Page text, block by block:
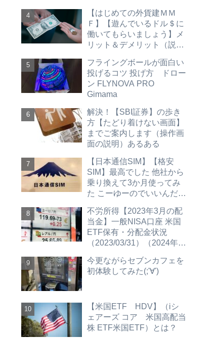
【はじめての外貨建ＭＭ
Ｆ】【遊んでいるドル＄に
働いてもらいましょう】メ
リット＆デメリット（説明
編）hdv spyd vym vti vt vig
agg vwob
フライングボールが面白い
投げるコツ 投げ方 ドロー
ン FLYNOVA PRO
Gimama
解決！【SBI証券】の歩き
方【たどり着けない画面】
までご案内します（操作画
面の説明）あるある
【日本通信SIM】【格安
SIM】最高でした 他社から
乗り換えて3か月使ってみ
た こーゆーのでいいんだよ
ラン紹介）
不労所得【2023年3月の配
当金】一般NISA口座 米国
ETF保有・分配金状況
（2023/03/31）（2024年新
今更ながらセブンカフェを
初体験してみた(;'∀')
【米国ETF HDV】（iシ
ェアーズ コア 米国高配当
株 ETF米国ETF）とは？